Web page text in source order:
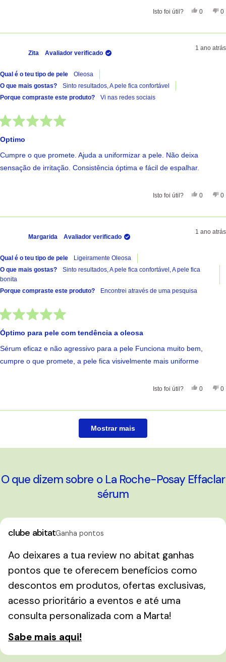
Isto foi útil? Sim,
0 0
Zita Avaliador verificado
1 ano atrás
Qual é o teu tipo de pele
Oleosa
O que mais gostas?
Sinto resultados, A pele fica confortável
Porque compraste este produto?
Vi nas redes sociais
Optimo
Cumpre o que promete. Ajuda a uniformizar a pele. Não deixa
sensação de irritação. Consistência óptima e fácil de espalhar.
Isto foi útil? Sim,
0 0
Margarida Avaliador verificado
1 ano atrás
Qual é o teu tipo de pele
Ligeiramente Oleosa
O que mais gostas?
Sinto resultados, A pele fica confortável, A pele fica
bonita
Porque compraste este produto?
Encontrei através de uma pesquisa
Óptimo para pele com tendência a oleosa
Sérum eficaz e não agressivo para a pele Funciona muito bem,
cumpre o que promete, a pele fica visivelmente mais uniforme
Isto foi útil? Sim,
0 0
A carregar...
Mostrar mais
O que dizem sobre o La Roche-Posay Effaclar
sérum
clube abitatGanha pontos
Ao deixares a tua review no abitat ganhas
pontos que te oferecem benefícios como
descontos em produtos, ofertas exclusivas,
acesso prioritário a eventos e até uma
consulta personalizada com a Marta!
Sabe mais aqui!